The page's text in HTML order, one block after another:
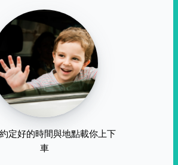
定好的時間與地點載你上下
車